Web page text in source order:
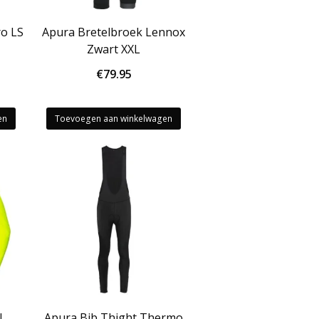
LS
Apura Bretelbroek Lennox
Zwart XXL
€79.95
Toevoegen aan winkelwagen